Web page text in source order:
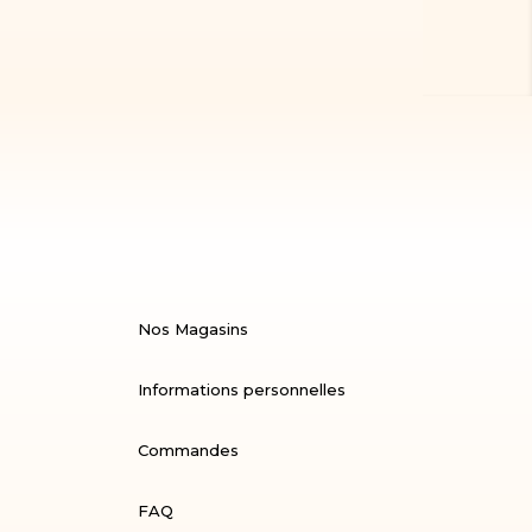
Nos Magasins
Informations personnelles
Commandes
FAQ